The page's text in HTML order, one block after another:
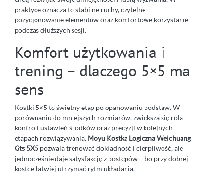
praktyce oznacza to stabilne ruchy, czytelne
pozycjonowanie elementów oraz komfortowe korzystanie
podczas dłuższych sesji.
Komfort użytkowania i
trening – dlaczego 5×5 ma
sens
Kostki 5×5 to świetny etap po opanowaniu podstaw. W
porównaniu do mniejszych rozmiarów, zwiększa się rola
kontroli ustawień środków oraz precyzji w kolejnych
etapach rozwiązywania. Moyu Kostka Logiczna Weichuang
Gts 5X5 pozwala trenować dokładność i cierpliwość, ale
jednocześnie daje satysfakcję z postępów – bo przy dobrej
kostce łatwiej utrzymać rytm układania.